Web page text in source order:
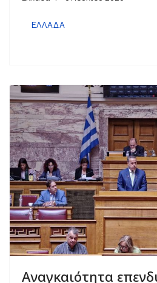
ΕΛΛΑΔΑ
Αναγκαιότητα